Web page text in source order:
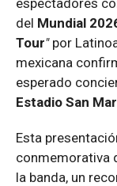
del Mundial
Tour"por
mexicana
esperado
Estadio San
Esta
conmemorativa
la banda, un